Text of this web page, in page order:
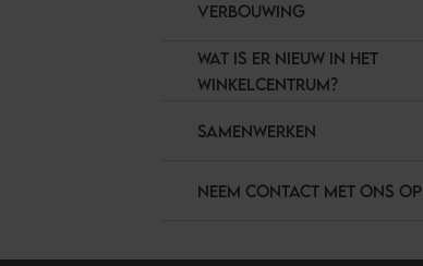
VERBOUWING
WAT IS ER NIEUW IN HET
WINKELCENTRUM?
SAMENWERKEN
NEEM CONTACT MET ONS OP